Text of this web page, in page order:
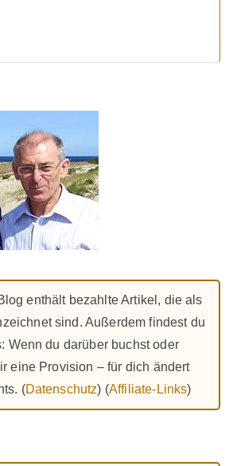
enthält bezahlte Artikel, die als
sind. Außerdem findest du
Wenn du darüber buchst oder
eine Provision – für dich ändert
(Datenschutz) (Affiliate-Links)